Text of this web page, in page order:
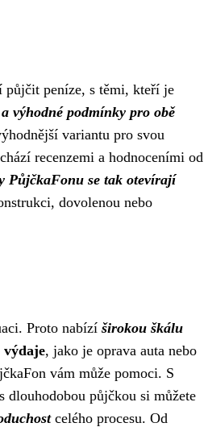
peníze, s těmi, kteří je
výhodné podmínky pro obě
variantu pro svou
recenzemi a hodnoceními od
PůjčkaFonu se tak otevírají
dovolenou nebo
Proto nabízí širokou škálu
výdaje, jako je oprava auta nebo
vám může pomoci. S
dlouhodobou půjčkou si můžete
celého procesu. Od